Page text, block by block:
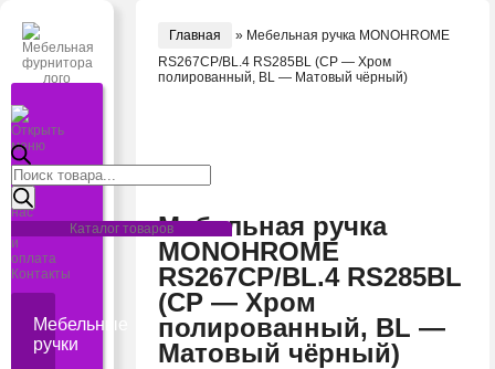
Открыть
меню
Главная
О
нас
и
оплата
Контакты
Мебельные
ручки
Поиск
товаров
Каталог товаров
Главная » Мебельная ручка MONOHROME
RS267CP/BL.4 RS285BL (CP — Хром
полированный, BL — Матовый чёрный)
Мебельная ручка
MONOHROME
RS267CP/BL.4 RS285BL
(CP — Хром
полированный, BL —
Матовый чёрный)